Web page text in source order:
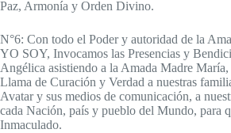
Paz, Armonía y Orden Divino.
N°6: Con todo el Poder y autoridad de la
YO SOY, Invocamos las Presencias y
Angélica asistiendo a la Amada Madre
Llama de Curación y Verdad a nuestras
Avatar y sus medios de comunicación, a
cada Nación, país y pueblo del Mundo, para
Inmaculado.